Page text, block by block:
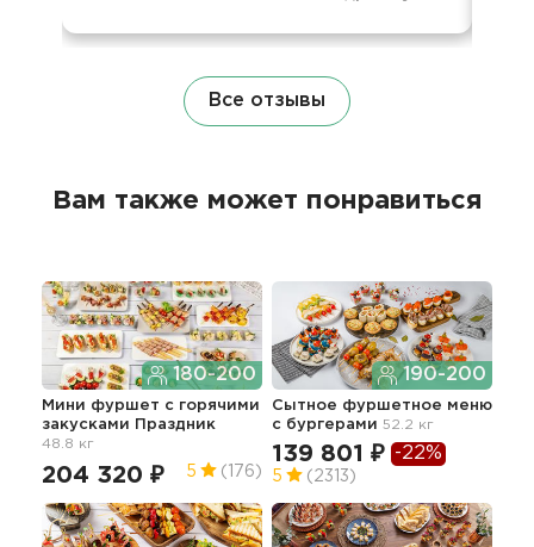
Все отзывы
Вам также может понравиться
180-200
Мини фуршет c горячими
закусками Праздник
48.8 кг
204 320 ₽ 5 (176)
190-200
Сытное фуршетное меню
с бургерами 52.2 кг
139 801 ₽ -22%
5 (2313)